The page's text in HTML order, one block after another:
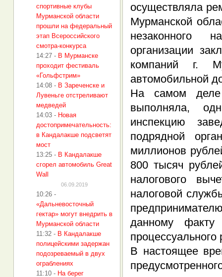
осуществляла
Мурманской
незаконного
организации
компаний г.
автомобильной
На самом деле
выполняла,
инспекцию
подрядной
миллионов
800 тысяч
налогового
налоговой
данному
В настоящее
спортивные клубы
Мурманской области
прошли на федеральный
этап Всероссийского
смотра-конкурса
14:27 - В Мурманске
проходит фестиваль
«Гольфстрим»
14:08 - В Зареченске и
Лувеньге отстреливают
медведей
14:03 - Новая
достопримечательность:
в Кандалакше подсветят
мост
13:25 - В Кандалакше
сгорел автомобиль Great
Wall
06.09.2019
10:26 -
«Дальневосточный
гектар» могут внедрить в
Мурманской области
11:32 - В Кандалакше
полицейскими задержан
подозреваемый в двух
ограблениях
11:10 - На берег